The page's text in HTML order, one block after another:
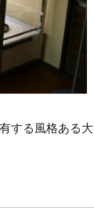
する風格ある大